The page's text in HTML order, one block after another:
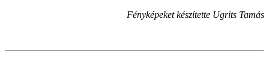
Fényképeket készítette Ugrits Tamás